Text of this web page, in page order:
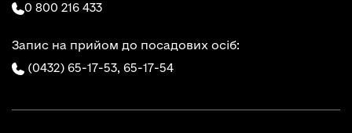
0 800 216 433
Запис на прийом до посадових осіб:
(0432) 65-17-53, 65-17-54